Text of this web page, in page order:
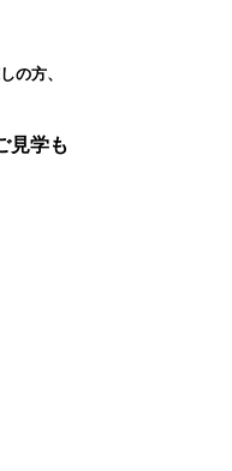
の方、
見学も